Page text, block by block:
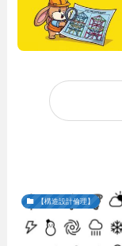
【構造設計倫理】